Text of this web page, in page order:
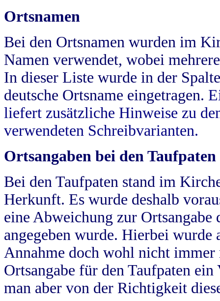
Ortsnamen
Bei den Ortsnamen wurden im
Namen verwendet, wobei
In dieser Liste wurde in der
deutsche Ortsname eingetragen.
liefert zusätzliche Hinweise zu
verwendeten Schreibvarianten.
Ortsangaben bei den Taufpaten
Bei den Taufpaten stand im
Herkunft. Es wurde deshalb
eine Abweichung zur
angegeben wurde. Hierbei wurde
Annahme doch wohl nicht
Ortsangabe für den Taufpaten
man aber von der Richtigkeit